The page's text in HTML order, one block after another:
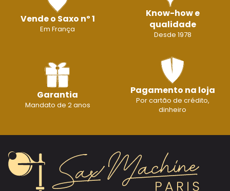
Vende o Saxo nº 1
Em França
Know-how e
qualidade
Desde 1978
Garantia
Mandato de 2 anos
Pagamento na loja
Por cartão de crédito,
dinheiro